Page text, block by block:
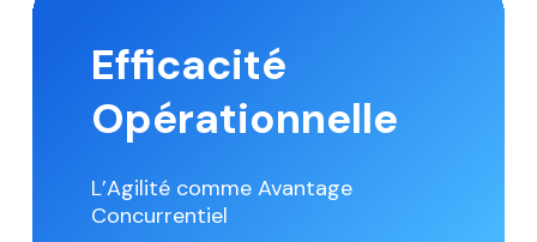
Efficacité
Opérationnelle
L’Agilité comme Avantage
Concurrentiel